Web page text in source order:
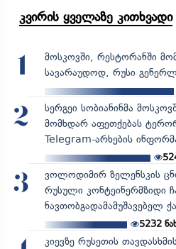
კვირის ყველაზე კითხვადი
1
მოსკოვში, რესტორანში
სავარაუდოდ, რუსი
2
სერგეი სობიანინმა
მომხდარ აფეთქებას
Telegram-არხების
3
ვოლოდიმირ ზელენსკის
რუსული კონტეინერმზიდი
ნავთობგადამამუშავებელ
5232
კიევზე რუსეთის